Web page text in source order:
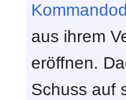
aus ihrem
eröffnen.
Schuss auf